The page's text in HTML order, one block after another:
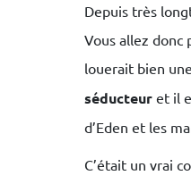
Depuis très
Vous allez donc
louerait bien
séducteuret il
d’Eden et les
C’était un vrai